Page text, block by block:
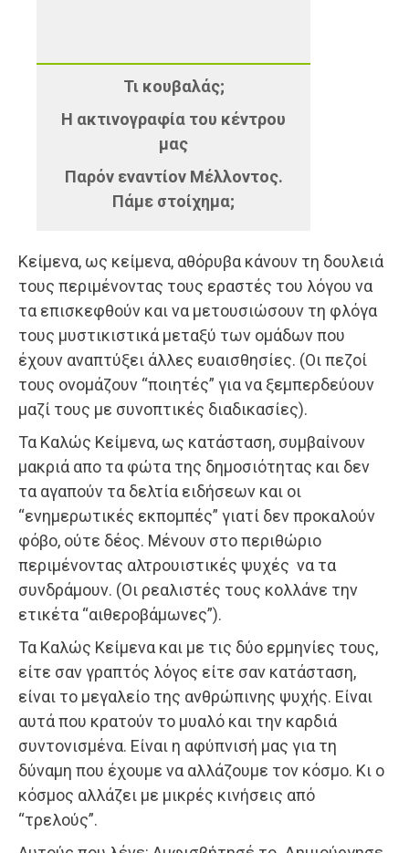
Τι κουβαλάς;
Η ακτινογραφία του κέντρου
μας
Παρόν εναντίον Μέλλοντος.
Πάμε στοίχημα;
Κείμενα, ως κείμενα, αθόρυβα κάνουν τη δουλειά
τους περιμένοντας τους εραστές του λόγου να
τα επισκεφθούν και να μετουσιώσουν τη φλόγα
τους μυστικιστικά μεταξύ των ομάδων που
έχουν αναπτύξει άλλες ευαισθησίες. (Οι πεζοί
τους ονομάζουν “ποιητές” για να ξεμπερδεύουν
μαζί τους με συνοπτικές διαδικασίες).
Τα Καλώς Κείμενα, ως κατάσταση, συμβαίνουν
μακριά απο τα φώτα της δημοσιότητας και δεν
τα αγαπούν τα δελτία ειδήσεων και οι
“ενημερωτικές εκπομπές” γιατί δεν προκαλούν
φόβο, ούτε δέος. Μένουν στο περιθώριο
περιμένοντας αλτρουιστικές ψυχές να τα
συνδράμουν. (Οι ρεαλιστές τους κολλάνε την
ετικέτα “αιθεροβάμωνες”).
Τα Καλώς Κείμενα και με τις δύο ερμηνίες τους,
είτε σαν γραπτός λόγος είτε σαν κατάσταση,
είναι το μεγαλείο της ανθρώπινης ψυχής. Είναι
αυτά που κρατούν το μυαλό και την καρδιά
συντονισμένα. Είναι η αφύπνισή μας για τη
δύναμη που έχουμε να αλλάζουμε τον κόσμο. Κι ο
κόσμος αλλάζει με μικρές κινήσεις από
“τρελούς”.